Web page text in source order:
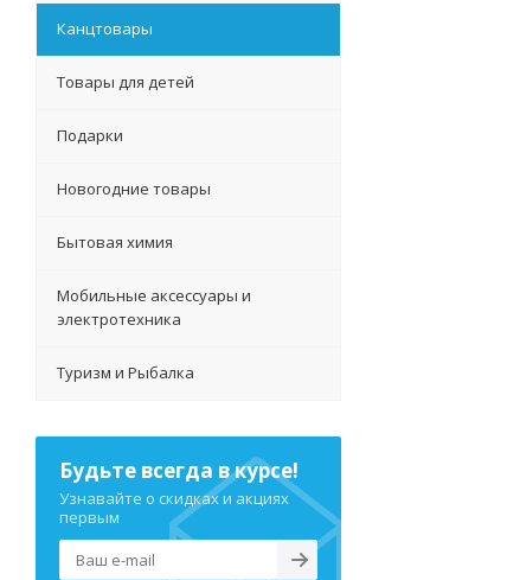
Канцтовары
Товары для детей
Подарки
Новогодние товары
Бытовая химия
Мобильные аксессуары и
электротехника
Туризм и Рыбалка
Будьте всегда в курсе!
Узнавайте о скидках и акциях
первым